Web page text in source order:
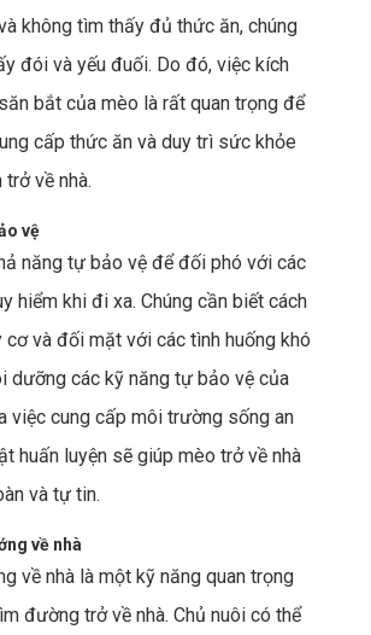
không tìm thấy đủ thức ăn, chúng
đói và yếu đuối. Do đó, việc kích
bắt của mèo là rất quan trọng để
cấp thức ăn và duy trì sức khỏe
về nhà.
vệ
năng tự bảo vệ để đối phó với các
hiểm khi đi xa. Chúng cần biết cách
cơ và đối mặt với các tình huống khó
dưỡng các kỹ năng tự bảo vệ của
việc cung cấp môi trường sống an
huấn luyện sẽ giúp mèo trở về nhà
và tự tin.
về nhà
về nhà là một kỹ năng quan trọng
đường trở về nhà. Chủ nuôi có thể